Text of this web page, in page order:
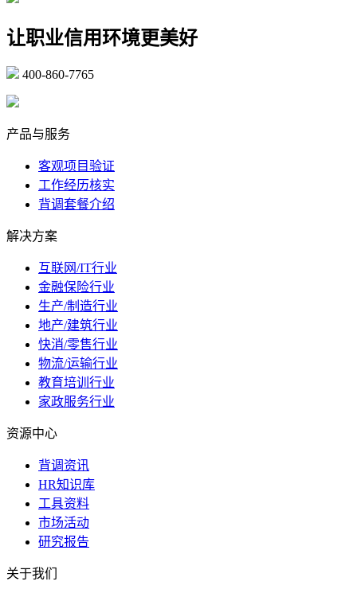
让职业信用环境更美好
400-860-7765
产品与服务
客观项目验证
工作经历核实
背调套餐介绍
解决方案
互联网/IT行业
金融保险行业
生产/制造行业
地产/建筑行业
快消/零售行业
物流/运输行业
教育培训行业
家政服务行业
资源中心
背调资讯
HR知识库
工具资料
市场活动
研究报告
关于我们